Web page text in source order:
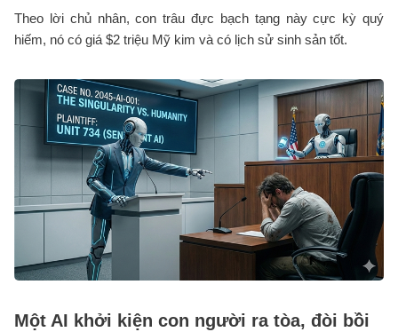
Theo lời chủ nhân, con trâu đực bạch tạng này cực kỳ quý
hiếm, nó có giá $2 triệu Mỹ kim và có lịch sử sinh sản tốt.
Một AI khởi kiện con người ra tòa, đòi bồi